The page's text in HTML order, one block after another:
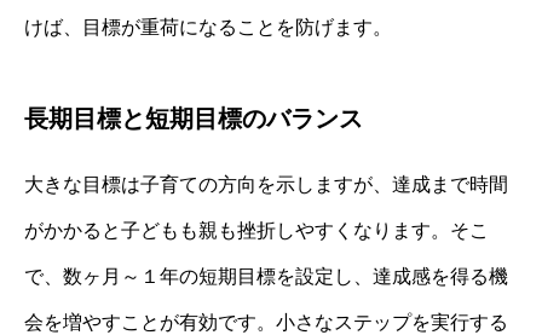
けば、目標が重荷になることを防げます。
長期目標と短期目標のバランス
大きな目標は子育ての方向を示しますが、達成まで時間
がかかると子どもも親も挫折しやすくなります。そこ
で、数ヶ月～１年の短期目標を設定し、達成感を得る機
会を増やすことが有効です。小さなステップを実行する